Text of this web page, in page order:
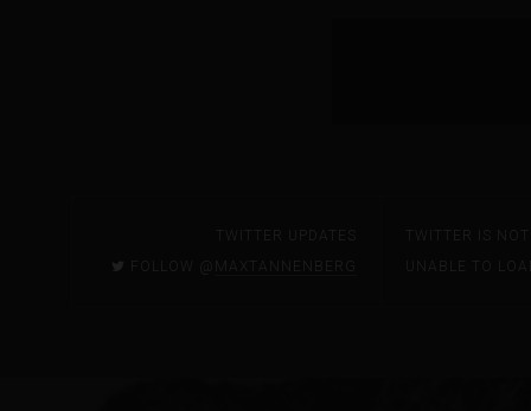
TWITTER UPDATES
FOLLOW @
MAXTANNENBERG
TWITTER IS
UNABLE TO